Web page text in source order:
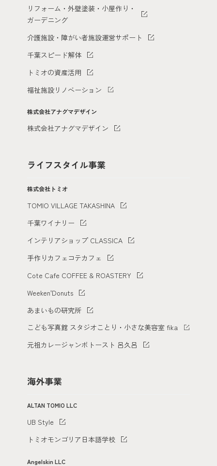
リフォーム・外壁塗装・小屋作り・
ガーデニング
介護施設・障がい者施設運営サポート
千葉スピード解体
トミオの資産活用
福祉施設リノベーション
株式会社アナグマデザイン
株式会社アナグマデザイン
ライフスタイル事業
株式会社トミオ
TOMIO VILLAGE TAKASHINA
千葉ワイナリー
インテリアショップ CLASSICA
手作りカフェコテカフェ
Cote Cafe COFFEE & ROASTERY
Weeken'Donuts
あまいもの研究所
こども写真館 スタジオことり・小さな美容室 fika
元祖カレージャンボトースト 呂久呂
海外事業
ALTAN TOMIO LLC
UB Style
トミオモンゴリア日本語学校
Angelskin LLC